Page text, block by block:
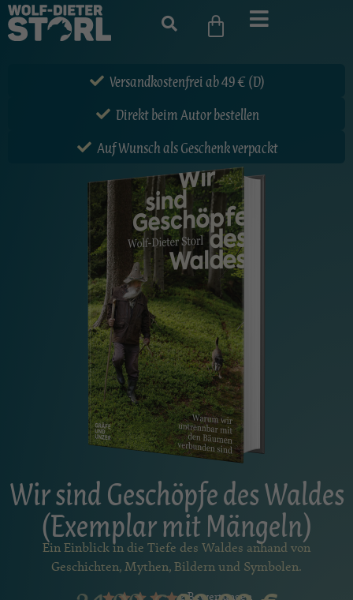
Versandkostenfrei ab 49 € (D)
Direkt beim Autor bestellen
Auf Wunsch als Geschenk verpackt
Wir sind Geschöpfe des Waldes
(Exemplar mit Mängeln)
Ein Einblick in die Tiefe des Waldes anhand von
Geschichten, Mythen, Bildern und Symbolen.
2 Bewertungen